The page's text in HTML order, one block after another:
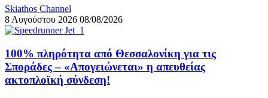
Skiathos Channel
8 Αυγούστου 2026 08/08/2026
100% πληρότητα από Θεσσαλονίκη για τις
Σποράδες – «Απογειώνεται» η απευθείας
ακτοπλοϊκή σύνδεση!